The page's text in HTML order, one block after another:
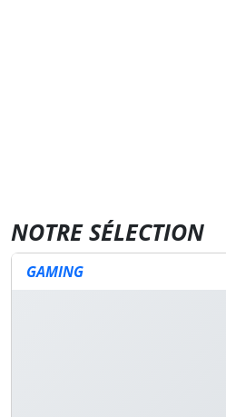
NOTRE SÉLECTION
GAMING